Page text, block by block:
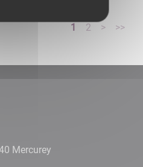
1 2 > >>
Mercurey